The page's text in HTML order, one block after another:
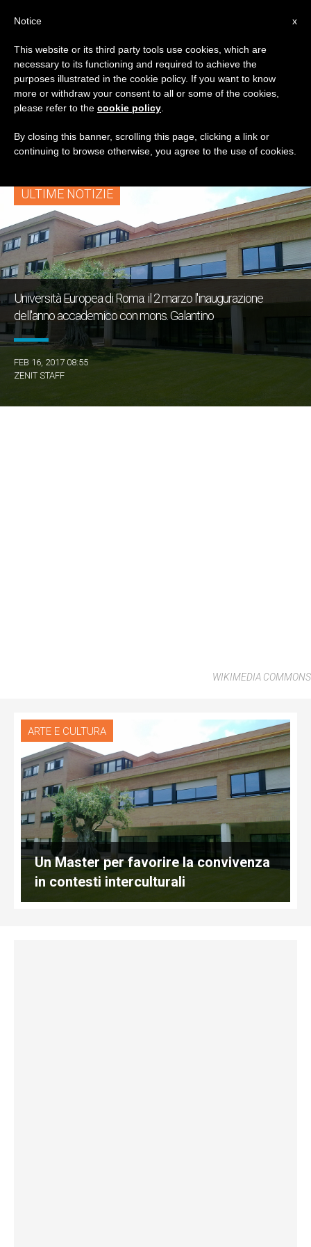
TAG
Posts Tagged
‘interculturale’
ULTIME NOTIZIE
Università Europea di Roma: il 2 marzo l'inaugurazione
dell'anno accademico con mons. Galantino
FEB 16, 2017 08:55
ZENIT STAFF
WIKIMEDIA COMMONS
ARTE E CULTURA
Un Master per favorire la convivenza
in contesti interculturali
x
Notice
This website or its third party tools use cookies, which are
necessary to its functioning and required to achieve the
purposes illustrated in the cookie policy. If you want to know
more or withdraw your consent to all or some of the cookies,
please refer to the cookie policy
By closing this banner, scrolling this page, clicking a link or
continuing to browse otherwise, you agree to the use of cookies.